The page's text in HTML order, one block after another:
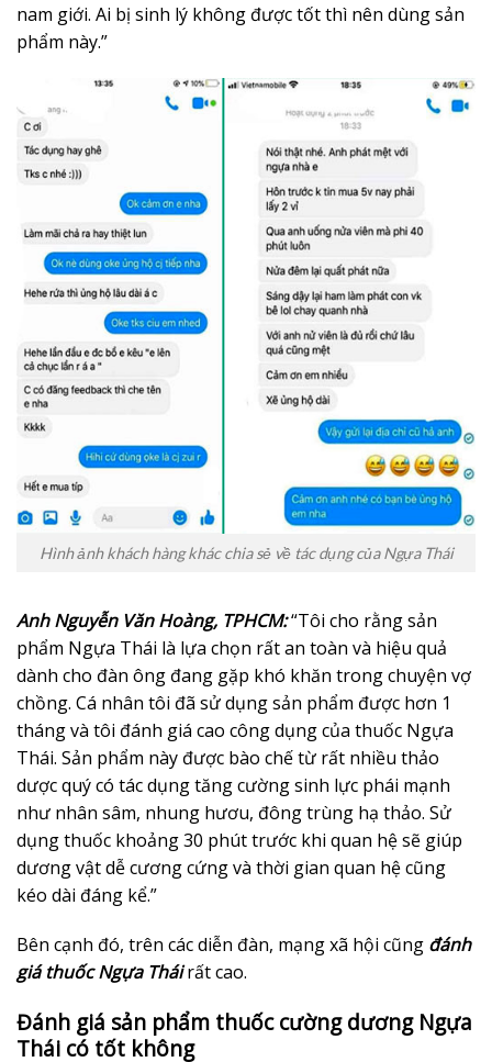
nam giới. Ai bị sinh lý không được tốt thì nên dùng sản
phẩm này.”
Hình ảnh khách hàng khác chia sẻ về tác dụng của Ngựa Thái
Anh Nguyễn Văn Hoàng, TPHCM:“Tôi cho rằng sản
phẩm Ngựa Thái là lựa chọn rất an toàn và hiệu quả
dành cho đàn ông đang gặp khó khăn trong chuyện vợ
chồng. Cá nhân tôi đã sử dụng sản phẩm được hơn 1
tháng và tôi đánh giá cao công dụng của thuốc Ngựa
Thái. Sản phẩm này được bào chế từ rất nhiều thảo
dược quý có tác dụng tăng cường sinh lực phái mạnh
như nhân sâm, nhung hươu, đông trùng hạ thảo. Sử
dụng thuốc khoảng 30 phút trước khi quan hệ sẽ giúp
dương vật dễ cương cứng và thời gian quan hệ cũng
kéo dài đáng kể.”
Bên cạnh đó, trên các diễn đàn, mạng xã hội cũng đánh
giá thuốc Ngựa Tháirất cao.
Đánh giá sản phẩm thuốc cường dương Ngựa
Thái có tốt không